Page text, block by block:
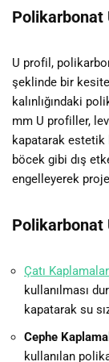
Polikarbonat
U profil,
şeklinde bir
kalınlığındaki
mm U profiller,
kapatarak estetik
böcek gibi dış
engelleyerek
Polikarbonat
Çatı
kullanılması
kapatarak su
Cephe
kullanılan